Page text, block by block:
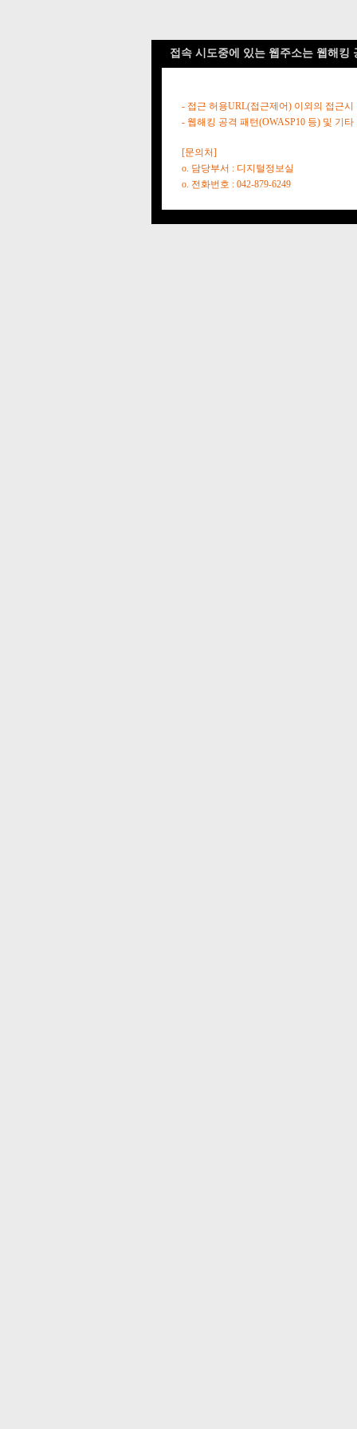
접속 시도중에 있는 웹주소는 웹해킹
- 접근 허용URL(접근제어) 이외의 접근시
- 웹해킹 공격 패턴(OWASP10 등) 및 기
[문의처]
o. 담당부서 : 디지털정보실
o. 전화번호 : 042-879-6249